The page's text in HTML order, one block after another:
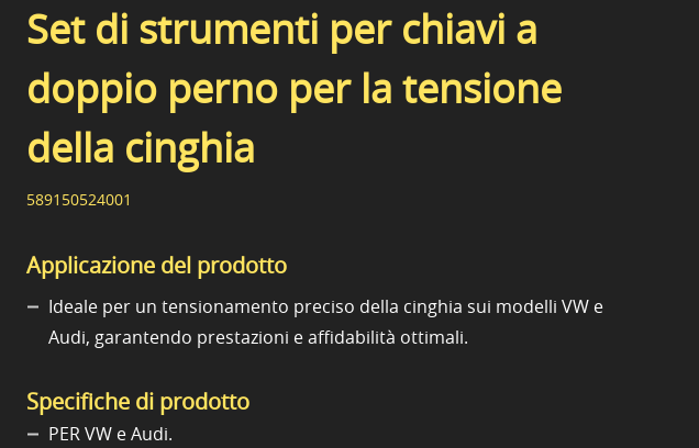
Set di strumenti per chiavi a
doppio perno per la tensione
della cinghia
589150524001
Applicazione del prodotto
Ideale per un tensionamento preciso della cinghia sui modelli VW e
Audi, garantendo prestazioni e affidabilità ottimali.
Specifiche di prodotto
PER VW e Audi.